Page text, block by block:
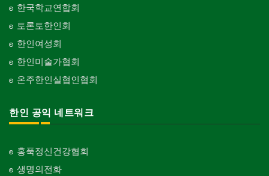
한국학교연합회
토론토한인회
한인여성회
한인미술가협회
온주한인실협인협회
한인 공익 네트워크
홍푹정신건강협회
생명의전화